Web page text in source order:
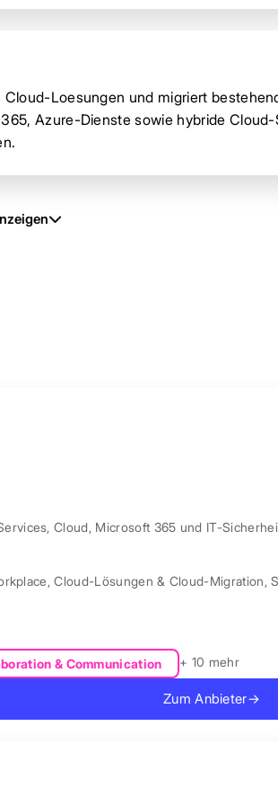
Loesungen und migriert
Azure-Dienste sowie hybride Cloud-
Cloud, Microsoft 365 und IT-
,Cloud-Lösungen & Cloud-Migration,
& Communication + 10 mehr
Zum Anbieter→